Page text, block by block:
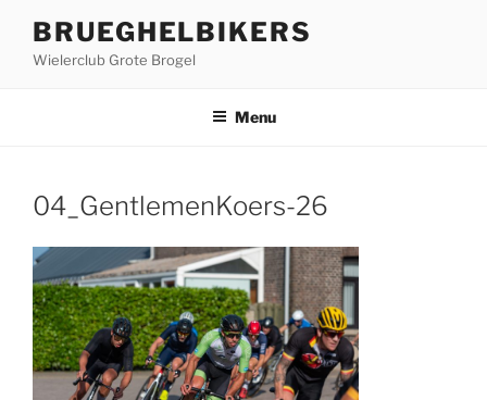
BRUEGHELBIKERS
Wielerclub Grote Brogel
Menu
04_GentlemenKoers-26